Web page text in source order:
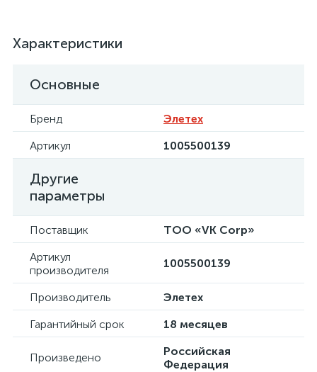
Характеристики
Основные
Бренд
Элетех
Артикул
1005500139
Другие
параметры
Поставщик
ТОО «VK Corp»
Артикул
производителя
1005500139
Производитель
Элетех
Гарантийный срок
18 месяцев
Произведено
Российская
Федерация